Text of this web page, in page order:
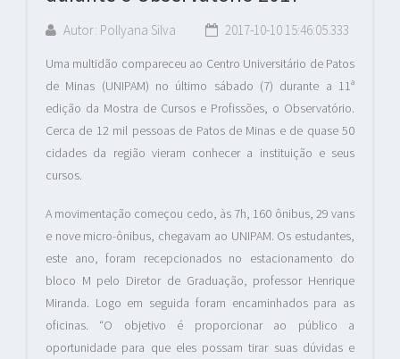
Autor: Pollyana Silva 2017-10-10 15:46:05.333
Uma multidão compareceu ao Centro Universitário de Patos
de Minas (UNIPAM) no último sábado (7) durante a 11ª
edição da Mostra de Cursos e Profissões, o Observatório.
Cerca de 12 mil pessoas de Patos de Minas e de quase 50
cidades da região vieram conhecer a instituição e seus
cursos.
A movimentação começou cedo, às 7h, 160 ônibus, 29 vans
e nove micro-ônibus, chegavam ao UNIPAM. Os estudantes,
este ano, foram recepcionados no estacionamento do
bloco M pelo Diretor de Graduação, professor Henrique
Miranda. Logo em seguida foram encaminhados para as
oficinas. “O objetivo é proporcionar ao público a
oportunidade para que eles possam tirar suas dúvidas e